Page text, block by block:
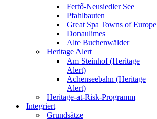
Fertő-Neusiedler See
Pfahlbauten
Great Spa Towns of Europe
Donaulimes
Alte Buchenwälder
Heritage Alert
Am Steinhof (Heritage
Alert)
Achenseebahn (Heritage
Alert)
Heritage-at-Risk-Programm
Integriert
Grundsätze